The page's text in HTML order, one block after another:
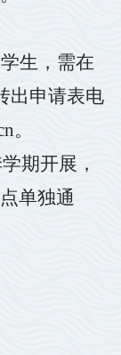
生，需在
出申请表电
。
期开展，
单独通